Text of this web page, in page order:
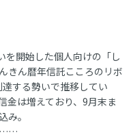
開始した個人向けの「し
きん暦年信託こころのリボ
する勢いで推移してい
金は増えており、9月末ま
み。
……